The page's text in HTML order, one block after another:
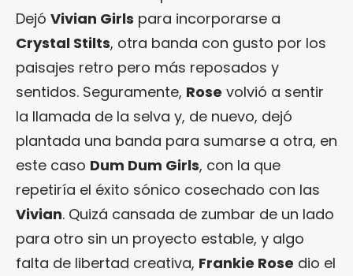
Dejó Vivian Girls para incorporarse a
Crystal Stilts, otra banda con gusto por los
paisajes retro pero más reposados y
sentidos. Seguramente, Rose volvió a sentir
la llamada de la selva y, de nuevo, dejó
plantada una banda para sumarse a otra, en
este caso Dum Dum Girls, con la que
repetiría el éxito sónico cosechado con las
Vivian. Quizá cansada de zumbar de un lado
para otro sin un proyecto estable, y algo
falta de libertad creativa, Frankie Rose dio el